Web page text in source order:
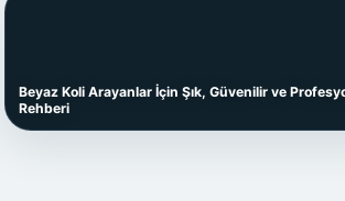
Beyaz Koli Arayanlar İçin Şık, Güvenilir ve
Rehberi